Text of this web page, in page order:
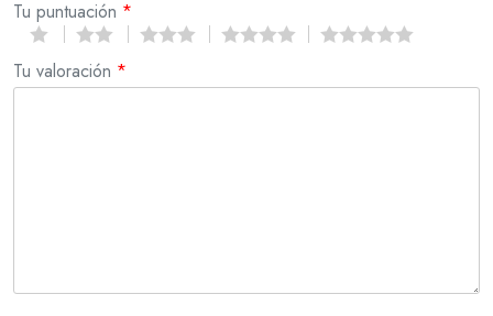
Tu puntuación *
Tu valoración *